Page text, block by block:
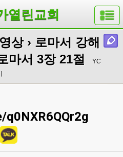
열린교회
상› 로마서 강해
마서 3장 21절
YC